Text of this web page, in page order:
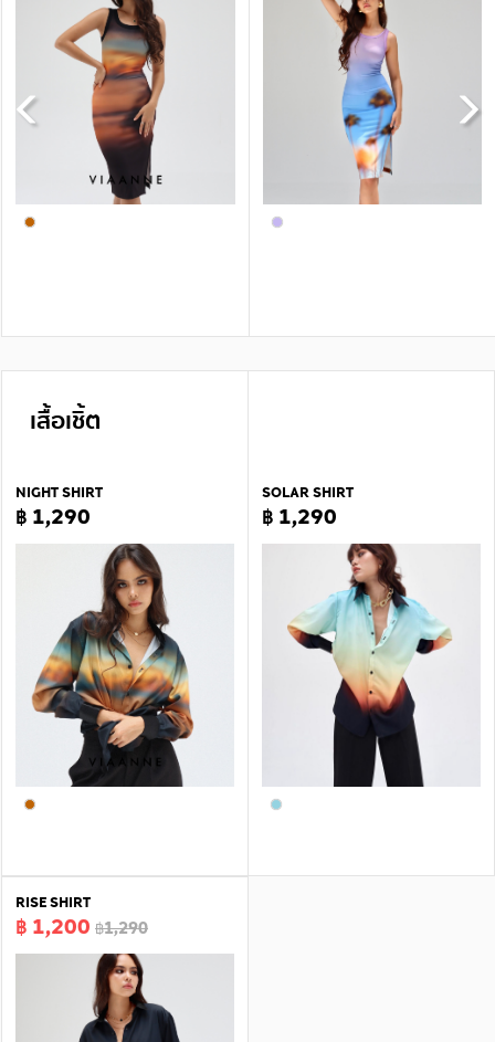
เสื้อเชิ้ต
NIGHT SHIRT
฿ 1,290
SOLAR SHIRT
฿ 1,290
RISE SHIRT
฿ 1,200 ฿1,290